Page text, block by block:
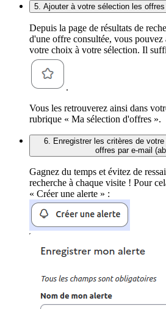
5. Ajouter à votre sélection les
Depuis la page de résultats de
d'une offre consultée, vous
votre choix à votre sélection. Il
.
Vous les retrouverez ainsi dans
rubrique « Ma sélection d'offres ».
6. Enregistrer les critères de
offres par e-mail
Gagnez du temps et évitez de
recherche à chaque visite ! Pour
« Créer une alerte » :